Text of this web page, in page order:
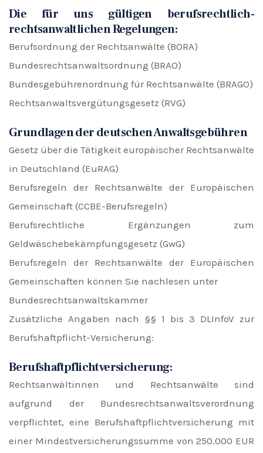
Die für uns gültigen berufsrechtlich-
rechtsanwaltlichen Regelungen:
Berufsordnung der Rechtsanwälte (BORA)
Bundesrechtsanwaltsordnung (BRAO)
Bundesgebührenordnung für Rechtsanwälte (BRAGO)
Rechtsanwaltsvergütungsgesetz (RVG)
Grundlagen der deutschen Anwaltsgebühren
Gesetz über die Tätigkeit europäischer Rechtsanwälte
in Deutschland (EuRAG)
Berufsregeln der Rechtsanwälte der Europäischen
Gemeinschaft (CCBE-Berufsregeln)
Berufsrechtliche Ergänzungen zum
Geldwäschebekämpfungsgesetz (GwG)
Berufsregeln der Rechtsanwälte der Europäischen
Gemeinschaften können Sie nachlesen unter
Bundesrechtsanwaltskammer
Zusätzliche Angaben nach §§ 1 bis 3 DLInfoV zur
Berufshaftpflicht-Versicherung:
Berufshaftpflichtversicherung:
Rechtsanwältinnen und Rechtsanwälte sind
aufgrund der Bundesrechtsanwaltsverordnung
verpflichtet, eine Berufshaftpflichtversicherung mit
einer Mindestversicherungssumme von 250.000 EUR